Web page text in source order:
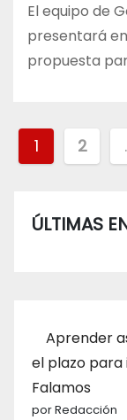
El equipo de
presentará
propuesta
1 2
ÚLTIMAS
Aprender
el plazo
Falamos
por Redacción